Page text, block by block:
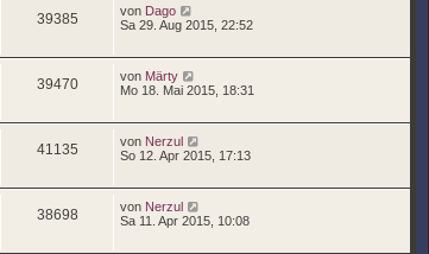
39385 von Dago
Sa 29. Aug 2015, 22:52
39470 von Märty
Mo 18. Mai 2015, 18:31
41135 von Nerzul
So 12. Apr 2015, 17:13
38698 von Nerzul
Sa 11. Apr 2015, 10:08